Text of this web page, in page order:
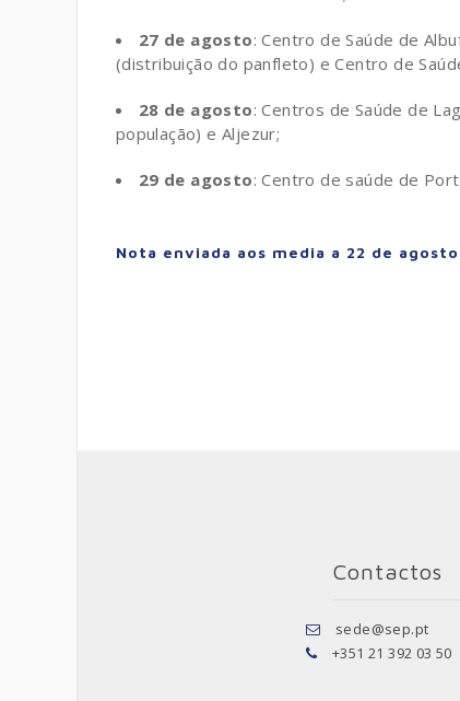
27 de agosto: Centro de Saúde de
(distribuição do panfleto) e Centro de
28 de agosto: Centros de Saúde de
população) e Aljezur;
29 de agosto: Centro de saúde de
Nota enviada aos media a 22 de
Contactos
sede@sep.pt
+351 21 392 03 50